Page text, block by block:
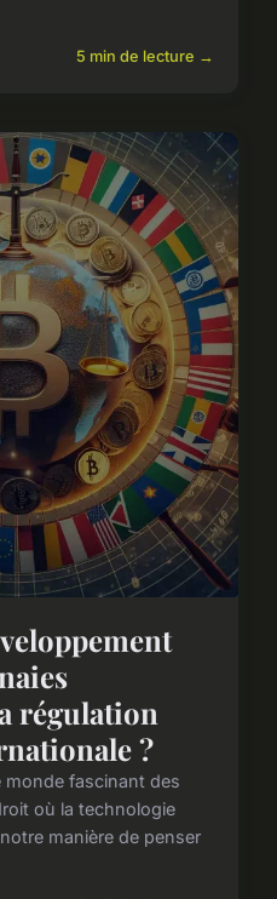
5 min de lecture →
régulation
?
fascinant des
où la technologie
manière de penser